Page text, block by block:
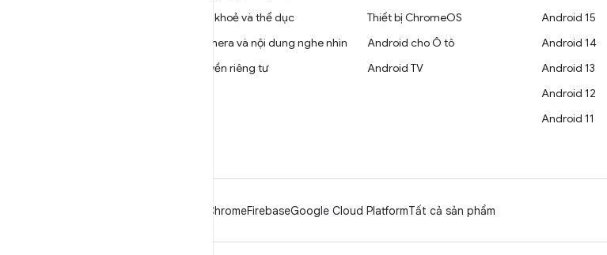
Sức khoẻ và thể dục
Camera và nội dung nghe nhìn
Quyền riêng tư
Thiết bị ChromeOS
Android cho Ô tô
Android TV
Android 15
Android 14
Android 13
Android 12
Android 11
ChromeFirebaseGoogle Cloud PlatformTất cả sản phẩm